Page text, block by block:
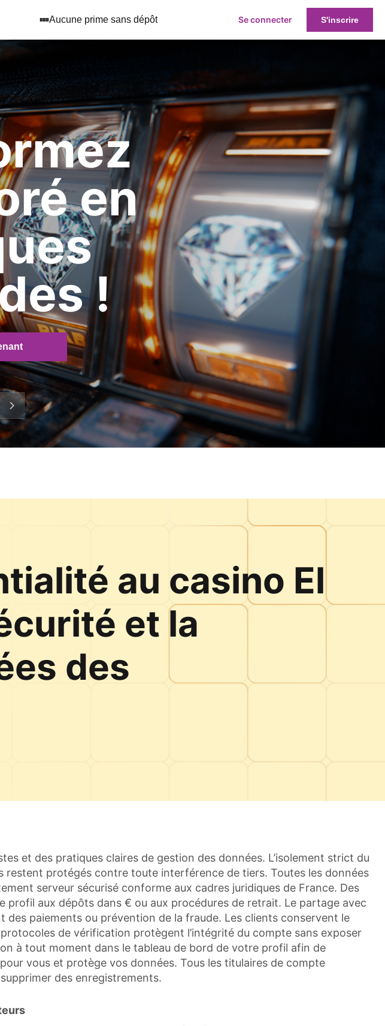
Aucune prime sans dépôt Se connecter S'inscrire
en
!
au casino El
et la
des
et des pratiques claires de gestion des données. L’isolement strict du
protégés contre toute interférence de tiers. Toutes les données
serveur sécurisé conforme aux cadres juridiques de France. Des
aux dépôts dans € ou aux procédures de retrait. Le partage avec
paiements ou prévention de la fraude. Les clients conservent le
de vérification protègent l’intégrité du compte sans exposer
à tout moment dans le tableau de bord de votre profil afin de
vous et protège vos données. Tous les titulaires de compte
des enregistrements.